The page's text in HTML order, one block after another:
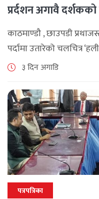
प्रर्दशन अगावै
काठमाण्डौ , छाउपडी
पर्दामा उतारेको चलचित्र
आउने भएको छ। जापुरा
३ दिन अगाडि
पत्रपत्रिका